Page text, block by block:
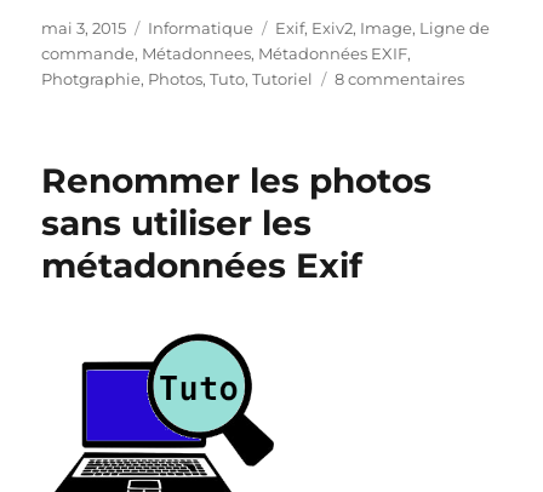
Publié
le
mai 3, 2015 Catégories
Informatique Étiquettes
Exif, Exiv2, Image, Ligne de
commande, Métadonnees, Métadonnées EXIF,
Photgraphie, Photos,Tuto,Tutoriel 8 commentairessur
Renommer les photos
sans utiliser les
métadonnées Exif